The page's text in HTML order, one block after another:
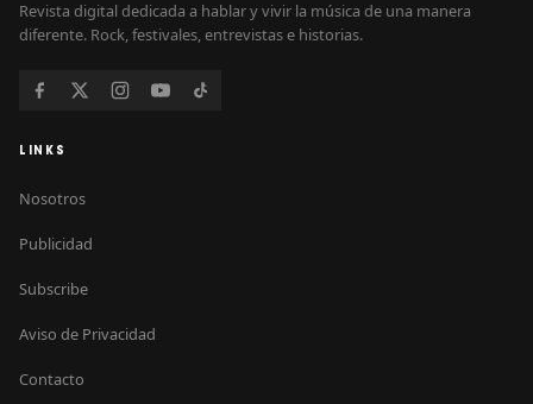
Revista digital dedicada a hablar y vivir la música de una manera
diferente. Rock, festivales, entrevistas e historias.
LINKS
Nosotros
Publicidad
Subscribe
Aviso de Privacidad
Contacto